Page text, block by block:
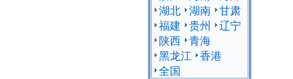
湖北 湖南 甘肃
福建 贵州
辽宁
陕西 青海
黑龙江 香港
全国